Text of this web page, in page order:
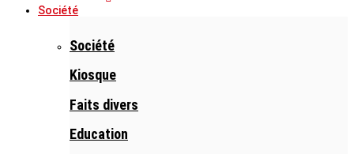
Société
Société
Kiosque
Faits divers
Education